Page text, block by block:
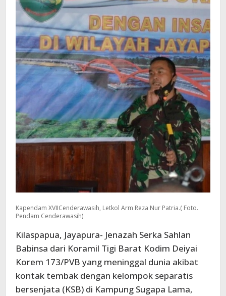
Kapendam XVIICenderawasih, Letkol Arm Reza Nur Patria.( Foto.
Pendam Cenderawasih)
Kilaspapua, Jayapura- Jenazah Serka Sahlan
Babinsa dari Koramil Tigi Barat Kodim Deiyai
Korem 173/PVB yang meninggal dunia akibat
kontak tembak dengan kelompok separatis
bersenjata (KSB) di Kampung Sugapa Lama,